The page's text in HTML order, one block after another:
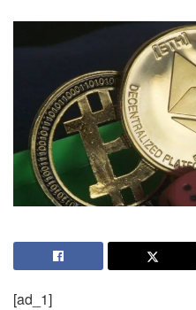
[ad_1]